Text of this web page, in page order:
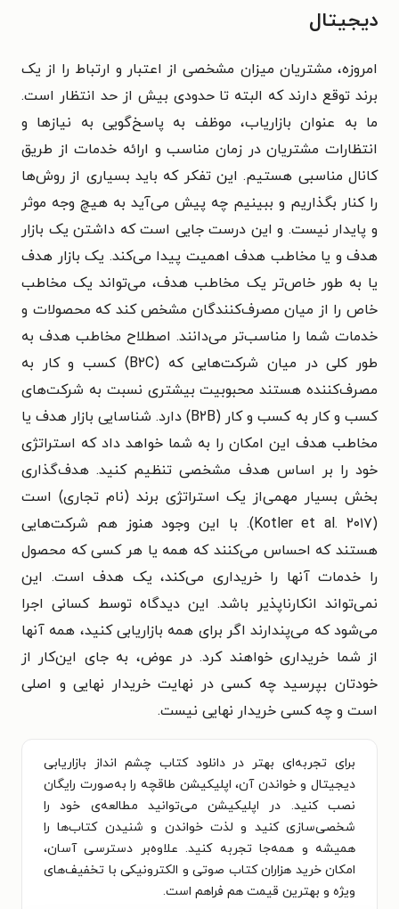
دیجیتال
امروزه، مشتریان میزان مشخصی از اعتبار و ارتباط را از یک
برند توقع دارند که البته تا حدودی بیش از حد انتظار است.
ما به عنوان بازاریاب، موظف به پاسخ‌گویی به نیازها و
انتظارات مشتریان در زمان مناسب و ارائه خدمات از طریق
کانال مناسبی هستیم. این تفکر که باید بسیاری از روش‌ها
را کنار بگذاریم و ببینیم چه پیش می‌آید به هیچ وجه موثر
و پایدار نیست. و این درست جایی است که داشتن یک بازار
هدف و یا مخاطب هدف اهمیت پیدا می‌کند. یک بازار هدف
یا به طور خاص‌تر یک مخاطب هدف، می‌تواند یک مخاطب
خاص را از میان مصرف‌کنندگان مشخص کند که محصولات و
خدمات شما را مناسب‌تر می‌دانند. اصطلاح مخاطب هدف به
طور کلی در میان شرکت‌هایی که (B۲C) کسب و کار به
مصرف‌کننده هستند محبوبیت بیشتری نسبت به شرکت‌های
کسب و کار به کسب و کار (B۲B) دارد. شناسایی بازار هدف یا
مخاطب هدف این امکان را به شما خواهد داد که استراتژی
خود را بر اساس هدف مشخصی تنظیم کنید. هدف‌گذاری
بخش بسیار مهمی‌از یک استراتژی برند (نام تجاری) است
(Kotler et al. ۲۰۱۷). با این وجود هنوز هم شرکت‌هایی
هستند که احساس می‌کنند که همه یا هر کسی که محصول
را خدمات آنها را خریداری می‌کند، یک هدف است. این
نمی‌تواند انکارناپذیر باشد. این دیدگاه توسط کسانی اجرا
می‌شود که می‌پندارند اگر برای همه بازاریابی کنید، همه آنها
از شما خریداری خواهند کرد. در عوض، به جای این‌کار از
خودتان بپرسید چه کسی در نهایت خریدار نهایی و اصلی
است و چه کسی خریدار نهایی نیست.
برای تجربه‌ای بهتر در دانلود کتاب چشم انداز بازاریابی
دیجیتال و خواندن آن، اپلیکیشن طاقچه را به‌صورت رایگان
نصب کنید. در اپلیکیشن می‌توانید مطالعه‌ی خود را
شخصی‌سازی کنید و لذت خواندن و شنیدن کتاب‌ها را
همیشه و همه‌جا تجربه کنید. علاوه‌بر دسترسی آسان،
امکان خرید هزاران کتاب صوتی و الکترونیکی با تخفیف‌های
ویژه و بهترین قیمت هم فراهم است.